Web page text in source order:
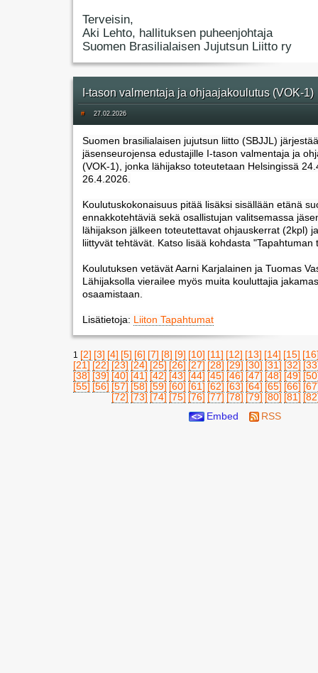
Terveisin,
Aki Lehto, hallituksen puheenjohtaja
Suomen Brasilialaisen Jujutsun Liitto ry
I-tason valmentaja ja ohjaajakoulutus (VOK-1)
# 27.02.2026
Suomen brasilialaisen jujutsun liitto (SBJJL) järjestää
jäsenseurojensa edustajille I-tason valmentaja ja
(VOK-1), jonka lähijakso toteutetaan Helsingissä
26.4.2026.
Koulutuskokonaisuus pitää lisäksi sisällään etänä
ennakkotehtäviä sekä osallistujan valitsemassa
lähijakson jälkeen toteutettavat ohjauskerrat (2kpl)
liittyvät tehtävät. Katso lisää kohdasta "Tapahtuman
Koulutuksen vetävät Aarni Karjalainen ja Tuomas
Lähijaksolla vierailee myös muita kouluttajia
osaamistaan.
Lisätietoja: Liiton Tapahtumat
1 [2] [3] [4] [5] [6] [7] [8] [9] [10] [11] [12] [13] [14] [15]
[21] [22] [23] [24] [25] [26] [27] [28] [29] [30] [31] [32]
[38] [39] [40] [41] [42] [43] [44] [45] [46] [47] [48] [49]
[55] [56] [57] [58] [59] [60] [61] [62] [63] [64] [65] [66]
[72] [73] [74] [75] [76] [77] [78] [79] [80] [81]
Embed
RSS